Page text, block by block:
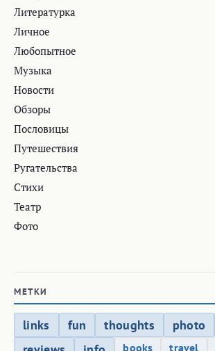
Литературка
Личное
Любопытное
Музыка
Новости
Обзоры
Пословицы
Путешествия
Ругательства
Стихи
Театр
Фото
МЕТКИ
links fun thoughts photo
books travel